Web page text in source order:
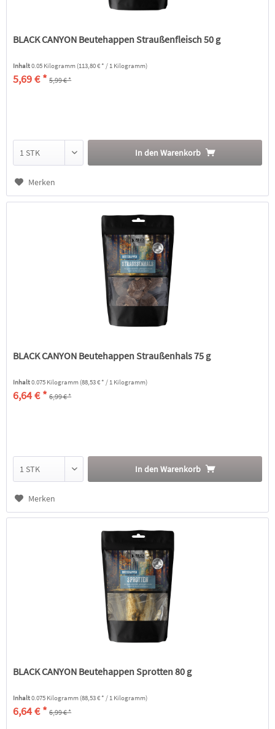
BLACK CANYON Beutehappen Straußenfleisch 50 g
Inhalt0.05 Kilogramm (113,80 € * / 1 Kilogramm)
5,69 € * 5,99 € *
In den Warenkorb
Merken
BLACK CANYON Beutehappen Straußenhals 75 g
Inhalt0.075 Kilogramm (88,53 € * / 1 Kilogramm)
6,64 € * 6,99 € *
In den Warenkorb
Merken
BLACK CANYON Beutehappen Sprotten 80 g
Inhalt0.075 Kilogramm (88,53 € * / 1 Kilogramm)
6,64 € * 6,99 € *